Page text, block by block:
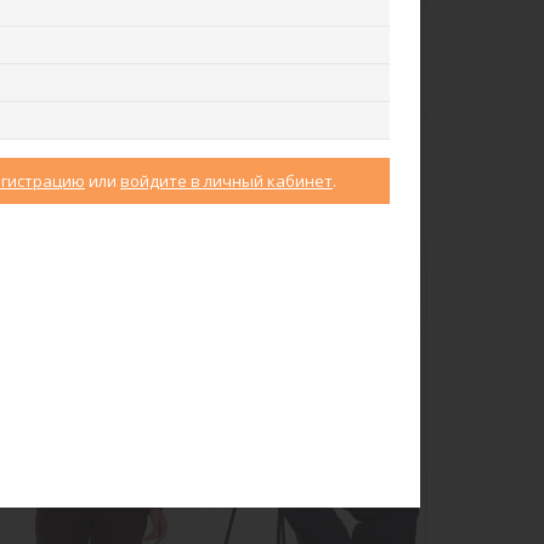
J1030-L89.6F02 Брюки B4530-O65.6F01
Вельвет
или войдите в личный кабинет.